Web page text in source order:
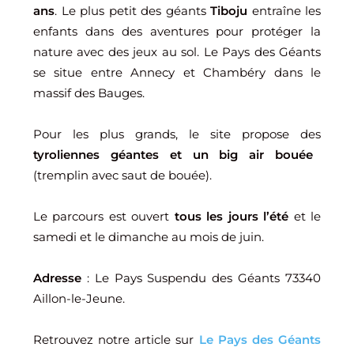
ans. Le plus petit des géants Tiboju entraîne les
enfants dans des aventures pour protéger la
nature avec des jeux au sol. Le Pays des Géants
se situe entre Annecy et Chambéry dans le
massif des Bauges.
Pour les plus grands, le site propose des
tyroliennes géantes et un big air bouée
(tremplin avec saut de bouée).
Le parcours est ouvert tous les jours l’été et le
samedi et le dimanche au mois de juin.
Adresse : Le Pays Suspendu des Géants 73340
Aillon-le-Jeune.
Retrouvez notre article sur Le Pays des Géants